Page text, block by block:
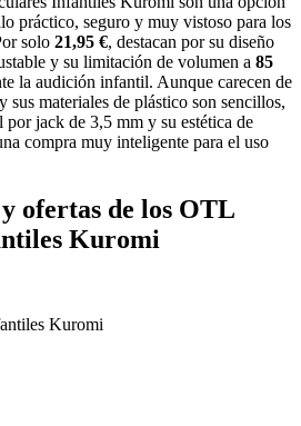
práctico, seguro y muy vistoso para los
solo 21,95 €, destacan por su diseño
y su limitación de volumen a 85
la audición infantil. Aunque carecen de
sus materiales de plástico son sencillos,
jack de 3,5 mm y su estética de
compra muy inteligente para el uso
ofertas de los OTL
Kuromi
Kuromi